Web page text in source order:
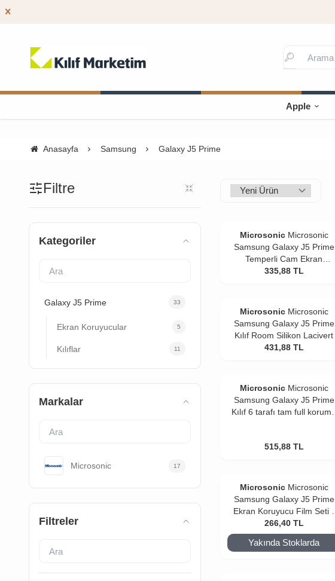
Apple
Anasayfa Samsung Galaxy J5 Prime
Filtre
Kategoriler
Galaxy J5 Prime 33
Ekran Koruyucular 5
Kılıflar 11
Markalar
Microsonic 17
Filtreler
Microsonic Microsonic
Samsung Galaxy J5 Prime
Temperli Cam Ekran
koruyucu film
335,88 TL
Microsonic Microsonic
Samsung Galaxy J5 Prime
Kılıf Room Silikon Lacivert
431,88 TL
Microsonic Microsonic
Samsung Galaxy J5 Prime
Kılıf 6 tarafı tam full koruma
515,88 TL
Microsonic Microsonic
Samsung Galaxy J5 Prime
Ekran Koruyucu Film Seti -
Ön ve Arka
266,40 TL
Yakında Stoklarda